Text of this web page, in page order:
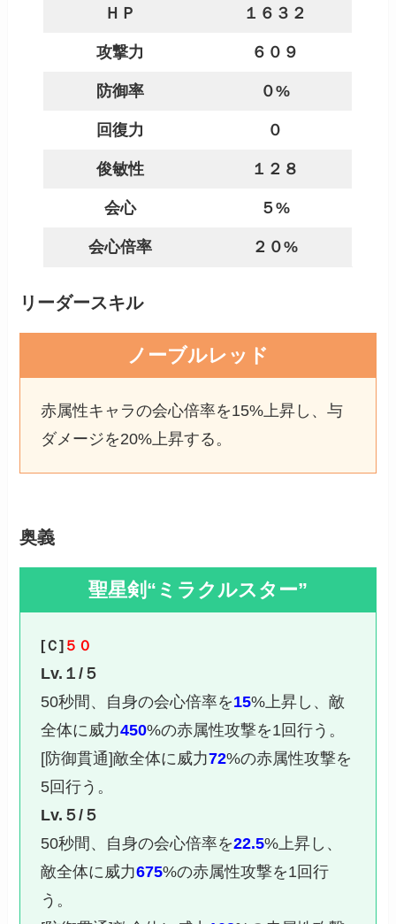
ＨＰ １６３２
攻撃力 ６０９
防御率 ０%
回復力 ０
俊敏性 １２８
会心 ５%
会心倍率 ２０%
リーダースキル
ノーブルレッド
赤属性キャラの会心倍率を15%上昇し、与
ダメージを20%上昇する。
奥義
聖星剣“ミラクルスター”
[Ｃ] ５０
Lv.１/５
50秒間、自身の会心倍率を15%上昇し、敵
全体に威力450%の赤属性攻撃を1回行う。
[防御貫通]敵全体に威力72%の赤属性攻撃を
5回行う。
Lv.５/５
50秒間、自身の会心倍率を22.5%上昇し、
敵全体に威力675%の赤属性攻撃を1回行
う。